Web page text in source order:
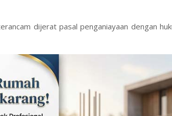
dijerat pasal penganiayaan dengan